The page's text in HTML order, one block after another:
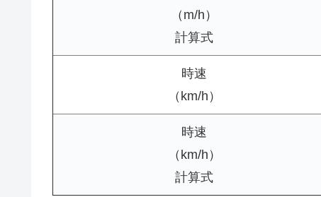
（m/h）
計算式
時速
（km/h）
時速
（km/h）
計算式